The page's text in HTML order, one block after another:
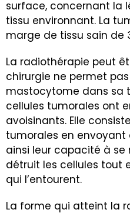
surface, concernant la
tissu environnant. La
marge de tissu sain de
La radiothérapie peut
chirurgie ne permet
mastocytome dans sa
cellules tumorales ont
avoisinants. Elle
tumorales en envoyant
ainsi leur capacité à se
détruit les cellules tout
qui l’entourent.
La forme qui atteint la